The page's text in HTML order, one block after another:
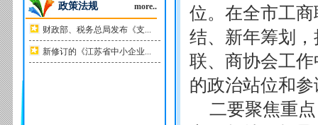
政策法规 more..
财政部、税务总局发布《支...
新修订的《江苏省中小企业...
位。在全市工
结、新年筹划
联、商协会工
的政治站位和
二要聚焦重